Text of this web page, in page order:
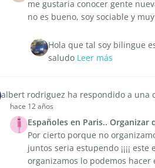
me gustaria conocer gente
no es bueno, soy sociable y
Hola que tal soy bilingue
saludo Leer más
albert rodriguez ha respondido a una
hace 12 años
Españoles en Paris.. Organizar
Por cierto porque no
juntos seria estupendo ¡¡¡¡
organizamos lo podemos hacer